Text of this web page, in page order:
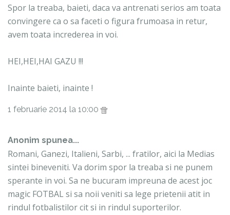
Spor la treaba, baieti, daca va antrenati serios am toata
convingere ca o sa faceti o figura frumoasa in retur,
avem toata increderea in voi.
HEI,HEI,HAI GAZU !!!
Inainte baieti, inainte !
1 februarie 2014 la 10:00
Anonim spunea...
Romani, Ganezi, Italieni, Sarbi, ... fratilor, aici la Medias
sintei bineveniti. Va dorim spor la treaba si ne punem
sperante in voi. Sa ne bucuram impreuna de acest joc
magic FOTBAL si sa noii veniti sa lege prietenii atit in
rindul fotbalistilor cit si in rindul suporterilor.